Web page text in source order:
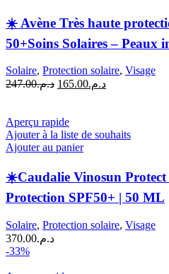
☀️ Avène Très haute
50+Soins Solaires – Peaux
Solaire, Protection solaire, Visage
د.م.247.00
Le
était :
د.م.247.00.
د.م.165.00
Le
Aperçu rapide
Ajouter à la liste de souhaits
Ajouter au panier
☀️Caudalie Vinosun Protect
Protection SPF50+ | 50 ML
Solaire, Protection solaire, Visage
د.م.370.00
-33%